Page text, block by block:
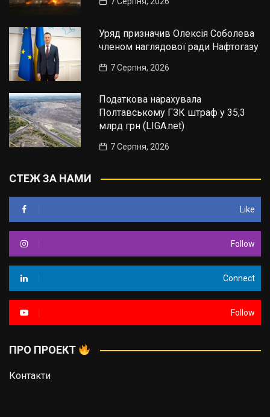
Уряд призначив Олексія Соболева
членом наглядової ради Нафтогазу
7 Серпня, 2026
Податкова нарахувала
Полтавському ГЗК штраф у 35,3
млрд грн (LIGA.net)
7 Серпня, 2026
СТЕЖ ЗА НАМИ
Like
Follow
Connect
Follow
ПРО ПРОЕКТ
Контакти